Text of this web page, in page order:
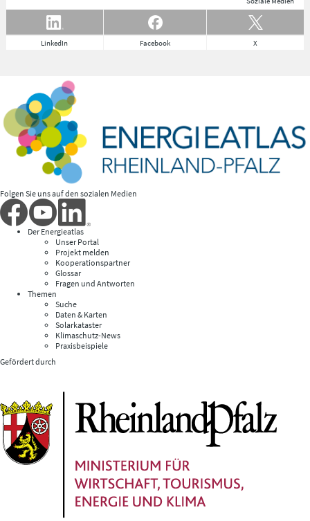
LinkedIn Facebook X
Folgen Sie uns auf den sozialen Medien
Der Energieatlas
Unser Portal
Projekt melden
Kooperationspartner
Glossar
Fragen und Antworten
Themen
Suche
Daten & Karten
Solarkataster
Klimaschutz-News
Praxisbeispiele
Gefördert durch